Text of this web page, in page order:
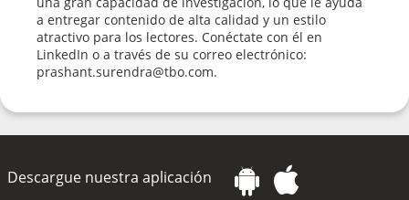
a entregar contenido de alta calidad y un estilo
atractivo para los lectores. Conéctate con él en
LinkedIn o a través de su correo electrónico:
prashant.surendra@tbo.com.
Descargue nuestra aplicación